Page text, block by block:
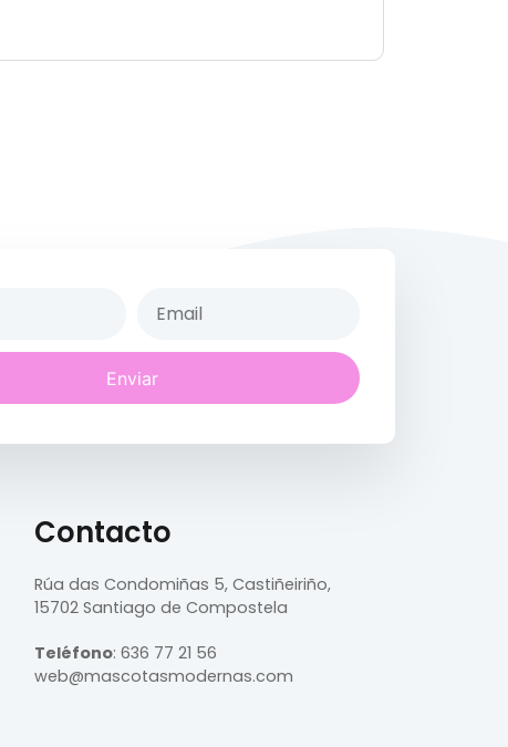
Enviar
Contacto
Rúa das Condomiñas 5, Castiñeiriño,
15702 Santiago de Compostela
Teléfono: 636 77 21 56
web@mascotasmodernas.com